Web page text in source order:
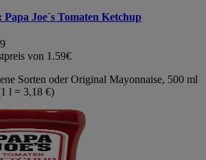
Papa Joe´s Tomaten Ketchup
von 1.59€
Sorten oder Original Mayonnaise, 500 ml
l = 3,18 €)